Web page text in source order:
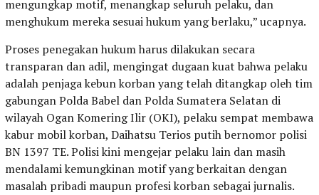
mengungkap motif, menangkap seluruh pelaku, dan
menghukum mereka sesuai hukum yang berlaku,” ucapnya.
Proses penegakan hukum harus dilakukan secara
transparan dan adil, mengingat dugaan kuat bahwa pelaku
adalah penjaga kebun korban yang telah ditangkap oleh tim
gabungan Polda Babel dan Polda Sumatera Selatan di
wilayah Ogan Komering Ilir (OKI), pelaku sempat membawa
kabur mobil korban, Daihatsu Terios putih bernomor polisi
BN 1397 TE. Polisi kini mengejar pelaku lain dan masih
mendalami kemungkinan motif yang berkaitan dengan
masalah pribadi maupun profesi korban sebagai jurnalis.